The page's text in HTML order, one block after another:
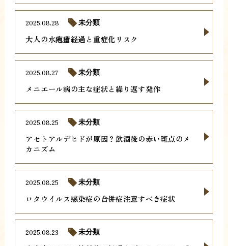
大人の水疱瘡経過と重症化リスク
2025.08.28 未分類
メニエール病の主な症状と繰り返す発作
2025.08.27 未分類
アセトアルデヒドが原因？飲酒後の赤い斑点のメ
カニズム
2025.08.25 未分類
ロタウイルス感染症の合併症注意すべき症状
2025.08.25 未分類
2025.08.23 未分類